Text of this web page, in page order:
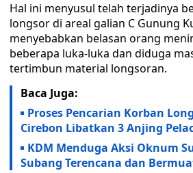
Hal ini menyusul telah terjadinya
longsor di areal galian C Gunung
menyebabkan belasan orang
beberapa luka-luka dan diduga
tertimbun material longsoran.
Baca Juga:
Proses Pencarian Korban
Cirebon Libatkan 3 Anjing
KDM Menduga Aksi Oknum
Subang Terencana dan